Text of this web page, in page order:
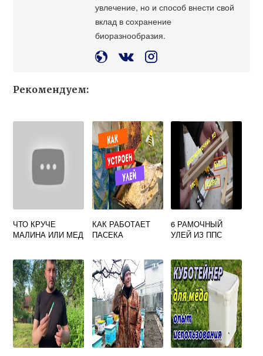
увлечение, но и способ внести свой
вклад в сохранение
биоразнообразия.
Рекомендуем:
ЧТО КРУЧЕ
МАЛИНА ИЛИ МЕД
КАК РАБОТАЕТ
ПАСЕКА
6 РАМОЧНЫЙ
УЛЕЙ ИЗ ППС